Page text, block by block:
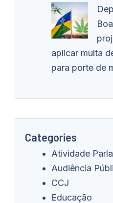
aplicar multa
para porte de
Categories
Atividade
Audiência
CCJ
Educação